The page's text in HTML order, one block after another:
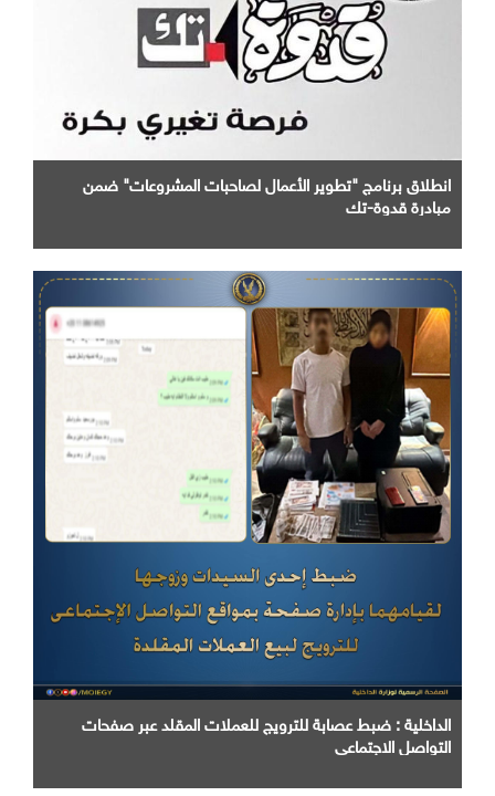
انطلاق برنامج "تطوير الأعمال لصاحبات المشروعات" ضمن
مبادرة قدوة-تك
الداخلية : ضبط عصابة للترويج للعملات المقلد عبر صفحات
التواصل الاجتماعي